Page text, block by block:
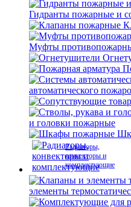
Гидранты пожарные и
Муфты
автоматического
и головки пожарные
Радиаторы,
конвекторы и
комплектующие
элементы